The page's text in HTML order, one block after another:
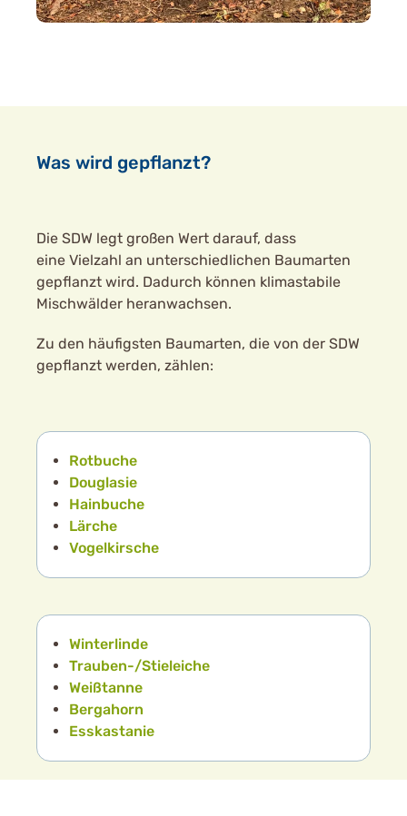
Was wird gepflanzt?
Die SDW legt großen Wert darauf, dass
eine Vielzahl an unterschiedlichen Baumarten
gepflanzt wird. Dadurch können klimastabile
Mischwälder heranwachsen.
Zu den häufigsten Baumarten, die von der SDW
gepflanzt werden, zählen:
Rotbuche
Douglasie
Hainbuche
Lärche
Vogelkirsche
Winterlinde
Trauben-/Stieleiche
Weißtanne
Bergahorn
Esskastanie